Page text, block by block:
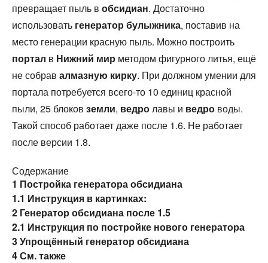
превращает пыль в обсидиан. Достаточно
использовать генератор булыжника, поставив на
место генерации красную пыль. Можно построить
портал в Нижний мир методом фигурного литья, ещё
не собрав алмазную кирку. При должном умении для
портала потребуется всего-то 10 единиц красной
пыли, 25 блоков земли, ведролавы и ведро воды.
Такой способ работает даже после 1.6. Не работает
после версии 1.8.
Содержание
1 Постройка генератора обсидиана
1.1 Инструкция в картинках:
2 Генератор обсидиана после 1.5
2.1 Инструкция по постройке нового генератора
3Упрощённый генератор обсидиана
4См. также